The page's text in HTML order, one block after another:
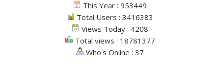
This Year : 953449
Total Users : 3416383
Views Today : 4208
Total views : 18781377
Who's Online : 37